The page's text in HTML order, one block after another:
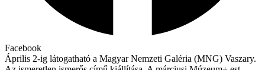
Facebook
Április 2-ig látogatható a Magyar Nemzeti Galéria (MNG) Vaszary.